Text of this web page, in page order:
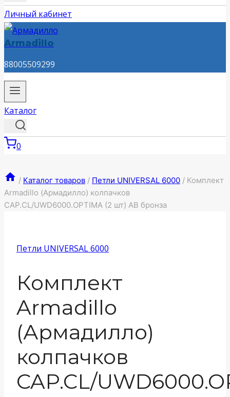
Личный кабинет
Armadillo
88005509299
Каталог
0
/ Каталог товаров / Петли UNIVERSAL 6000 / Комплект
Armadillo (Армадилло) колпачков
CAP.CL/UWD6000.OPTIMA (2 шт) АB бронза
Петли UNIVERSAL 6000
Комплект
Armadillo
(Армадилло)
колпачков
CAP.CL/